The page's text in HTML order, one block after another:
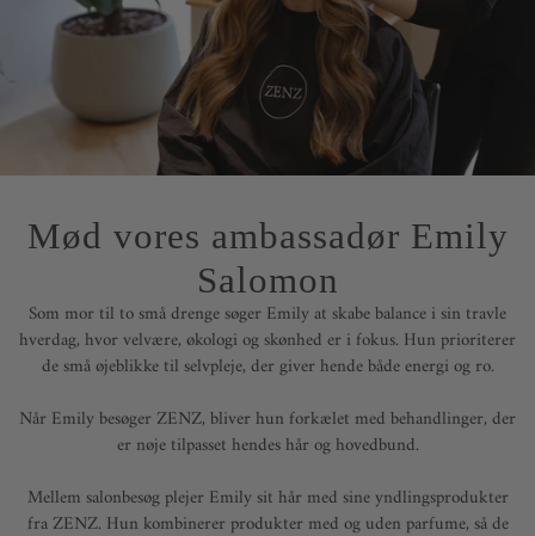
Mød vores ambassadør Emily
Salomon
Som mor til to små drenge søger Emily at skabe balance i sin travle
hverdag, hvor velvære, økologi og skønhed er i fokus. Hun prioriterer
de små øjeblikke til selvpleje, der giver hende både energi og ro.
Når Emily besøger ZENZ, bliver hun forkælet med behandlinger, der
er nøje tilpasset hendes hår og hovedbund.
Mellem salonbesøg plejer Emily sit hår med sine yndlingsprodukter
fra ZENZ. Hun kombinerer produkter med og uden parfume, så de